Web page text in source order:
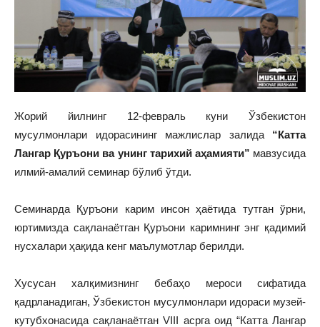
Жорий йилнинг 12-февраль куни Ўзбекистон
мусулмонлари идорасининг мажлислар залида “Катта
Лангар Қуръони ва унинг тарихий аҳамияти” мавзусида
илмий-амалий семинар бўлиб ўтди.
Семинарда Қуръони карим инсон ҳаётида тутган ўрни,
юртимизда сақланаётган Қуръони каримнинг энг қадимий
нусхалари ҳақида кенг маълумотлар берилди.
Хусусан халқимизнинг бебаҳо мероси сифатида
қадрланадиган, Ўзбекистон мусулмонлари идораси музей-
кутубхонасида сақланаётган VIII асрга оид “Катта Лангар